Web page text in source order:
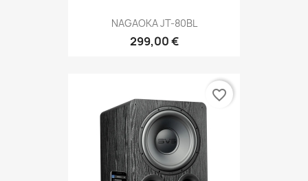
NAGAOKA JT-80BL
299,00 €
favorite_border